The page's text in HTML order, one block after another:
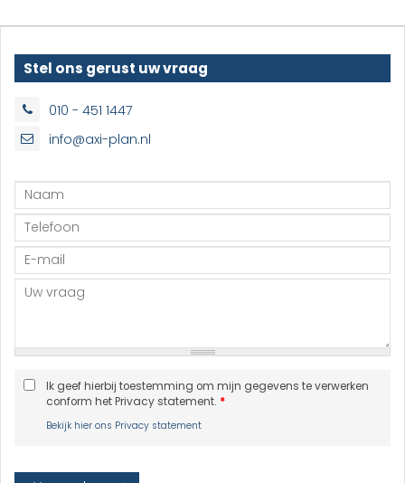
Stel ons gerust uw vraag
010 - 451 1447
info@axi-plan.nl
Ik geef hierbij toestemming om mijn gegevens te verwerken
conform het Privacy statement. *
Bekijk hier ons Privacy statement